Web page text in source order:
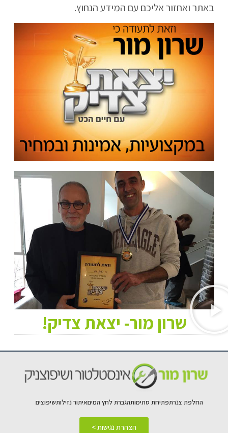
באתר ואחזור אליכם עם המידע הנחוץ.
שרון מור- יצאת צדיק!
החלפת צנרתפתיחת סתימותהגברת לחץ המיםאיתור נזילותשיפוצים
הצהרת נגישות >